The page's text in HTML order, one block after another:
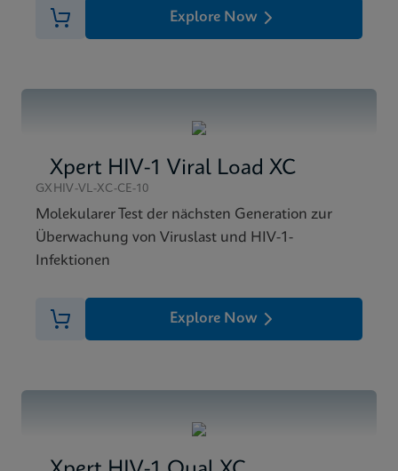
Explore Now
Xpert HIV-1 Viral Load XC
GXHIV-VL-XC-CE-10
Molekularer Test der nächsten Generation zur
Überwachung von Viruslast und HIV-1-
Infektionen
Explore Now